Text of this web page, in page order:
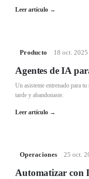
Leer artículo →
Producto 18 oct. 2025
Agentes de IA
Un asistente entrenado para
tarde y abandonaste.
Leer artículo →
Operaciones 25 oct.
Automatizar con